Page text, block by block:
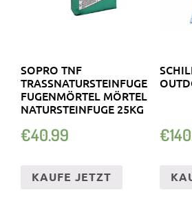
SOPRO TNF
TRASSNATURSTEINFUGE
FUGENMÖRTEL MÖRTEL
NATURSTEINFUGE 25KG
€40.99
KAUFE JETZT
€